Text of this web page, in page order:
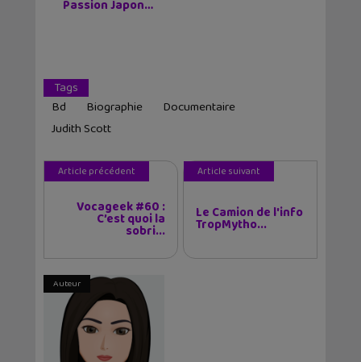
Passion Japon…
Tags
Bd
Biographie
Documentaire
Judith Scott
Article précédent
Vocageek #60 :
C’est quoi la
sobri...
Article suivant
Le Camion de l'info
TropMytho...
Auteur